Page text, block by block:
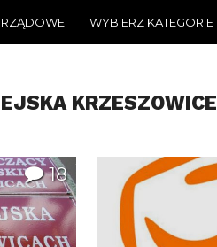
WYBIERZ KATEGORIE
18